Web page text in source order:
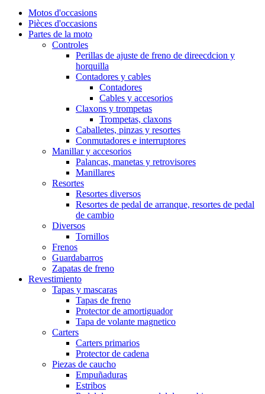
Motos d'occasions
Pièces d'occasions
Partes de la moto
Controles
Perillas de ajuste de freno de direecdcion y
horquilla
Contadores y cables
Contadores
Cables y accesorios
Claxons y trompetas
Trompetas, claxons
Caballetes, pinzas y resortes
Conmutadores e interruptores
Manillar y accesorios
Palancas, manetas y retrovisores
Manillares
Resortes
Resortes diversos
Resortes de pedal de arranque, resortes de pedal
de cambio
Diversos
Tornillos
Frenos
Guardabarros
Zapatas de freno
Revestimiento
Tapas y mascaras
Tapas de freno
Protector de amortiguador
Tapa de volante magnetico
Carters
Carters primarios
Protector de cadena
Piezas de caucho
Empuñaduras
Estribos